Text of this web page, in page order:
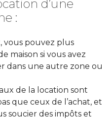
d’une
:
vous pouvez plus
maison si vous avez
dans une autre zone ou
de la location sont
que ceux de l’achat, et
soucier des impôts et